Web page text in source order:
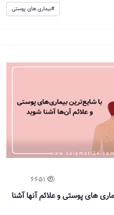
#بیماری های پوستی
6651
های پوستی و علائم آنها آشنا